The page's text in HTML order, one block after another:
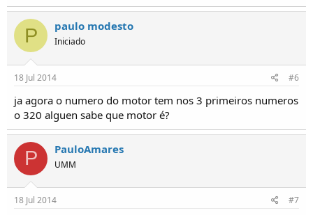
P paulo modesto
Iniciado
18 Jul 2014 #6
ja agora o numero do motor tem nos 3 primeiros numeros
o 320 alguen sabe que motor é?
P PauloAmares
UMM
18 Jul 2014 #7